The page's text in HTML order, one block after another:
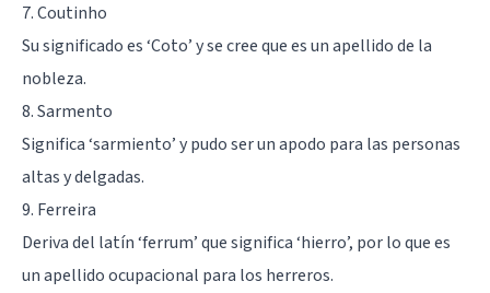
7. Coutinho
Su significado es ‘Coto’ y se cree que es un apellido de la
nobleza.
8. Sarmento
Significa ‘sarmiento’ y pudo ser un apodo para las personas
altas y delgadas.
9. Ferreira
Deriva del latín ‘ferrum’ que significa ‘hierro’, por lo que es
un apellido ocupacional para los herreros.